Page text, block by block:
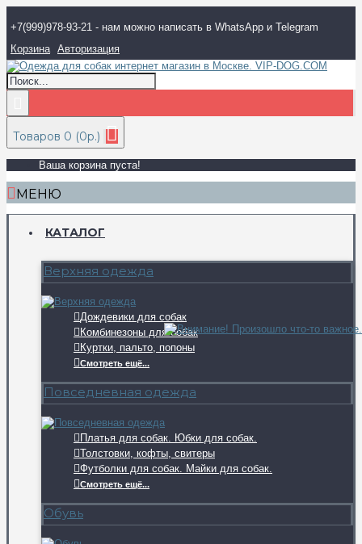
+7(999)978-93-21 - нам можно написать в WhatsApp и Telegram
Корзина Авторизация
Товаров 0 (0р.)
Ваша корзина пуста!
МЕНЮ
КАТАЛОГ
Верхняя одежда
Дождевики для собак
Комбинезоны для собак
Куртки, пальто, попоны
Смотреть ещё...
Повседневная одежда
Платья для собак. Юбки для собак.
Толстовки, кофты, свитеры
Футболки для собак. Майки для собак.
Смотреть ещё...
Обувь